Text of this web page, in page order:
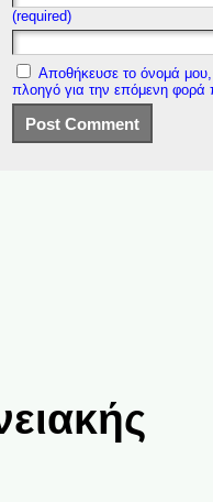
(required)
Αποθήκευσε το όνομά μου,
πλοηγό για την επόμενη